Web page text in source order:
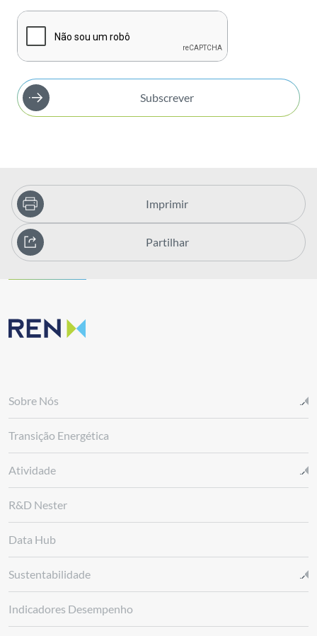
Subscrever
Imprimir
Partilhar
Sobre Nós
Transição Energética
Atividade
R&D Nester
Data Hub
Sustentabilidade
Indicadores Desempenho